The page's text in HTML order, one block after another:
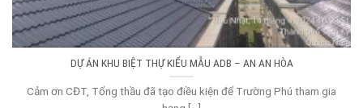
DỰ ÁN KHU BIỆT THỰ KIỂU MẪU ADB – AN AN HÒA
Cảm ơn CĐT, Tổng thầu đã tạo điều kiện để Trường Phú tham gia